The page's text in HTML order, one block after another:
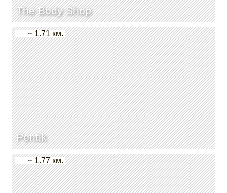
The Body Shop
Pentik
~ 1.71 км.
~ 1.77 км.